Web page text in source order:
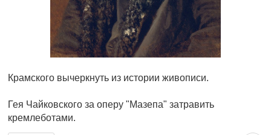
Крамского вычеркнуть из истории живописи.
Гея Чайковского за оперу "Мазепа" затравить
кремлеботами.